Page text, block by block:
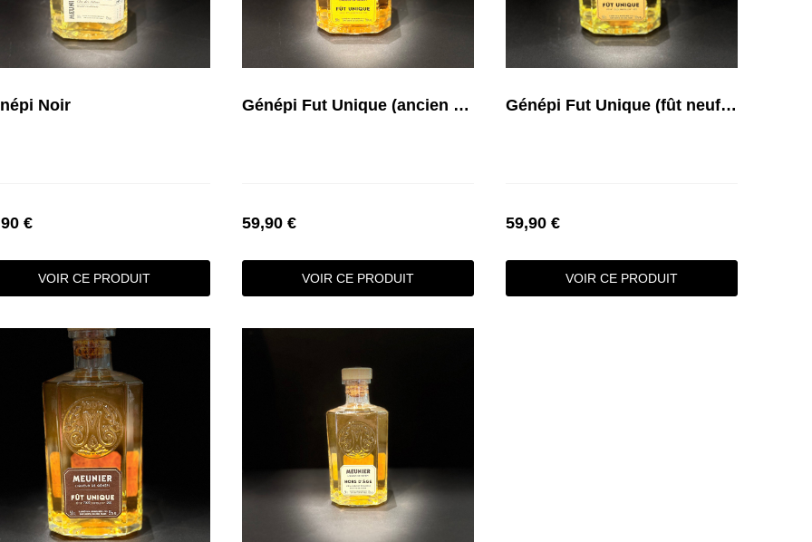
Noir
€
VOIR CE PRODUIT
Génépi Fut Unique (ancien fût chêne Américain)
59,90 €
VOIR CE PRODUIT
Génépi Fut Unique (fût neuf chêne Français)
59,90 €
VOIR CE PRODUIT